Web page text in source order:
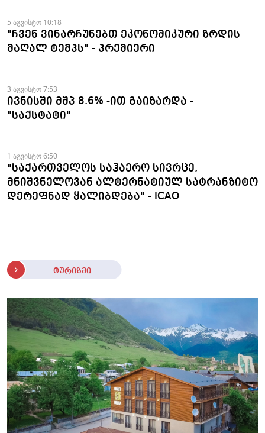
ფაქტები აღკვეთეს
5 აგვისტო 10:18
"ჩვენ ვინარჩუნებთ ეკონომიკური ზრდის
მაღალ ტემპს" - პრემიერი
3 აგვისტო 7:53
ივნისში მშპ 8.6% -ით გაიზარდა -
"საქსტატი"
1 აგვისტო 6:50
"საქართველოს საჰაერო სივრცე,
მნიშვნელოვან ალტერნატიულ სატრანზიტო
დერეფნად ყალიბდება" - ICAO
ტურიზმი